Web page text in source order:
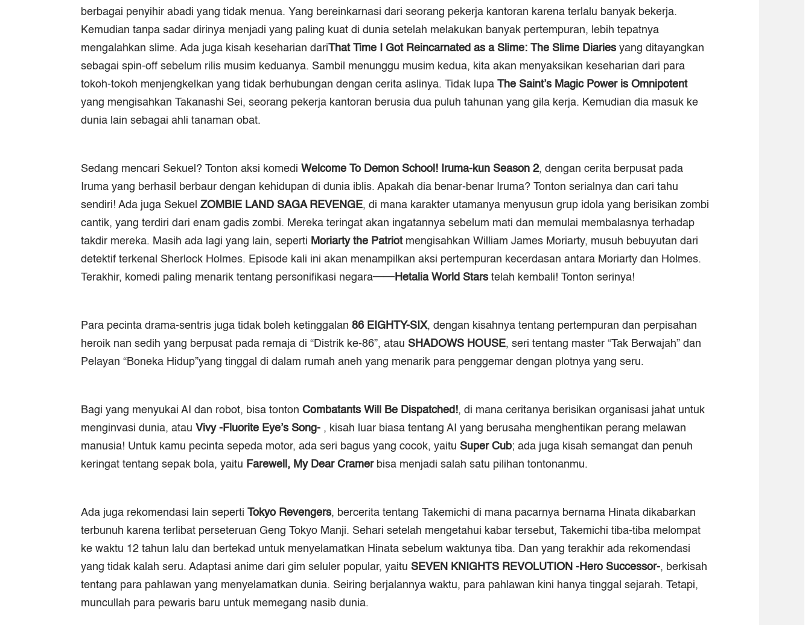
berbagai penyihir abadi yang tidak menua. Yang bereinkarnasi dari seorang pekerja kantoran karena terlalu banyak bekerja.
Kemudian tanpa sadar dirinya menjadi yang paling kuat di dunia setelah melakukan banyak pertempuran, lebih tepatnya
mengalahkan slime. Ada juga kisah keseharian dariThat Time I Got Reincarnated as a Slime: The Slime Diaries yang ditayangkan
sebagai spin-off sebelum rilis musim keduanya. Sambil menunggu musim kedua, kita akan menyaksikan keseharian dari para
tokoh-tokoh menjengkelkan yang tidak berhubungan dengan cerita aslinya. Tidak lupaThe Saintʼs Magic Power is Omnipotent
yang mengisahkan Takanashi Sei, seorang pekerja kantoran berusia dua puluh tahunan yang gila kerja. Kemudian dia masuk ke
dunia lain sebagai ahli tanaman obat.
Sedang mencari Sekuel? Tonton aksi komediWelcome To Demon School! Iruma-kun Season 2, dengan cerita berpusat pada
Iruma yang berhasil berbaur dengan kehidupan di dunia iblis. Apakah dia benar-benar Iruma? Tonton serialnya dan cari tahu
sendiri! Ada juga SekuelZOMBIE LAND SAGA REVENGE, di mana karakter utamanya menyusun grup idola yang berisikan zombi
cantik, yang terdiri dari enam gadis zombi. Mereka teringat akan ingatannya sebelum mati dan memulai membalasnya terhadap
takdir mereka. Masih ada lagi yang lain, seperti Moriarty the Patriotmengisahkan William James Moriarty, musuh bebuyutan dari
detektif terkenal Sherlock Holmes. Episode kali ini akan menampilkan aksi pertempuran kecerdasan antara Moriarty dan Holmes.
Terakhir, komedi paling menarik tentang personifikasi negara──Hetalia World Stars telah kembali! Tonton serinya!
Para pecinta drama-sentris juga tidak boleh ketinggalan86 EIGHTY-SIX, dengan kisahnya tentang pertempuran dan perpisahan
heroik nan sedih yang berpusat pada remaja di “Distrik ke-86”, atau SHADOWS HOUSE, seri tentang master “Tak Berwajah” dan
Pelayan “Boneka Hidup”yang tinggal di dalam rumah aneh yang menarik para penggemar dengan plotnya yang seru.
Bagi yang menyukai AI dan robot, bisa tontonCombatants Will Be Dispatched!, di mana ceritanya berisikan organisasi jahat untuk
menginvasi dunia, atau Vivy -Fluorite Eyeʼs Song- , kisah luar biasa tentang AI yang berusaha menghentikan perang melawan
manusia! Untuk kamu pecinta sepeda motor, ada seri bagus yang cocok, yaitu Super Cub; ada juga kisah semangat dan penuh
keringat tentang sepak bola, yaitu Farewell, My Dear Cramerbisa menjadi salah satu pilihan tontonanmu.
Ada juga rekomendasi lain sepertiTokyo Revengers, bercerita tentang Takemichi di mana pacarnya bernama Hinata dikabarkan
terbunuh karena terlibat perseteruan Geng Tokyo Manji. Sehari setelah mengetahui kabar tersebut, Takemichi tiba-tiba melompat
ke waktu 12 tahun lalu dan bertekad untuk menyelamatkan Hinata sebelum waktunya tiba. Dan yang terakhir ada rekomendasi
yang tidak kalah seru. Adaptasi anime dari gim seluler popular, yaitu SEVEN KNIGHTS REVOLUTION -Hero Successor-, berkisah
tentang para pahlawan yang menyelamatkan dunia. Seiring berjalannya waktu, para pahlawan kini hanya tinggal sejarah. Tetapi,
muncullah para pewaris baru untuk memegang nasib dunia.